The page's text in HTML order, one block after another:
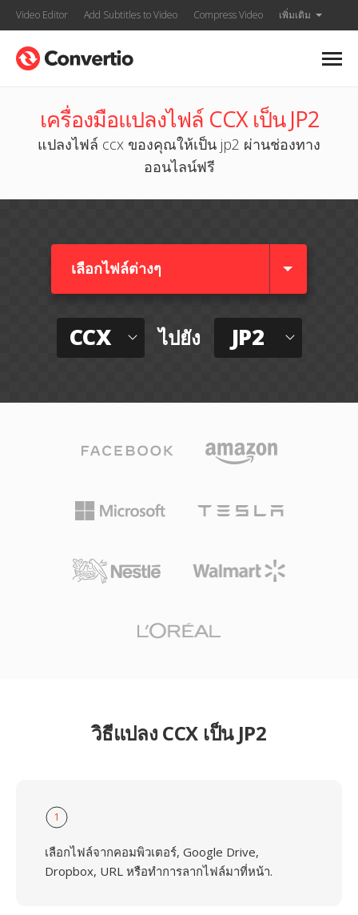
Video Editor Add Subtitles to Video Compress Video เพิ่มเติม
เครื่องมือแปลงไฟล์ CCX เป็น JP2
แปลงไฟล์ ccx ของคุณให้เป็น jp2 ผ่านช่องทาง
ออนไลน์ฟรี
เลือกไฟล์ต่างๆ​
CCX ไปยัง JP2
วิธีแปลง CCX เป็น JP2
1
เลือกไฟล์จากคอมพิวเตอร์, Google Drive,
Dropbox, URL หรือทำการลากไฟล์มาที่หน้า.